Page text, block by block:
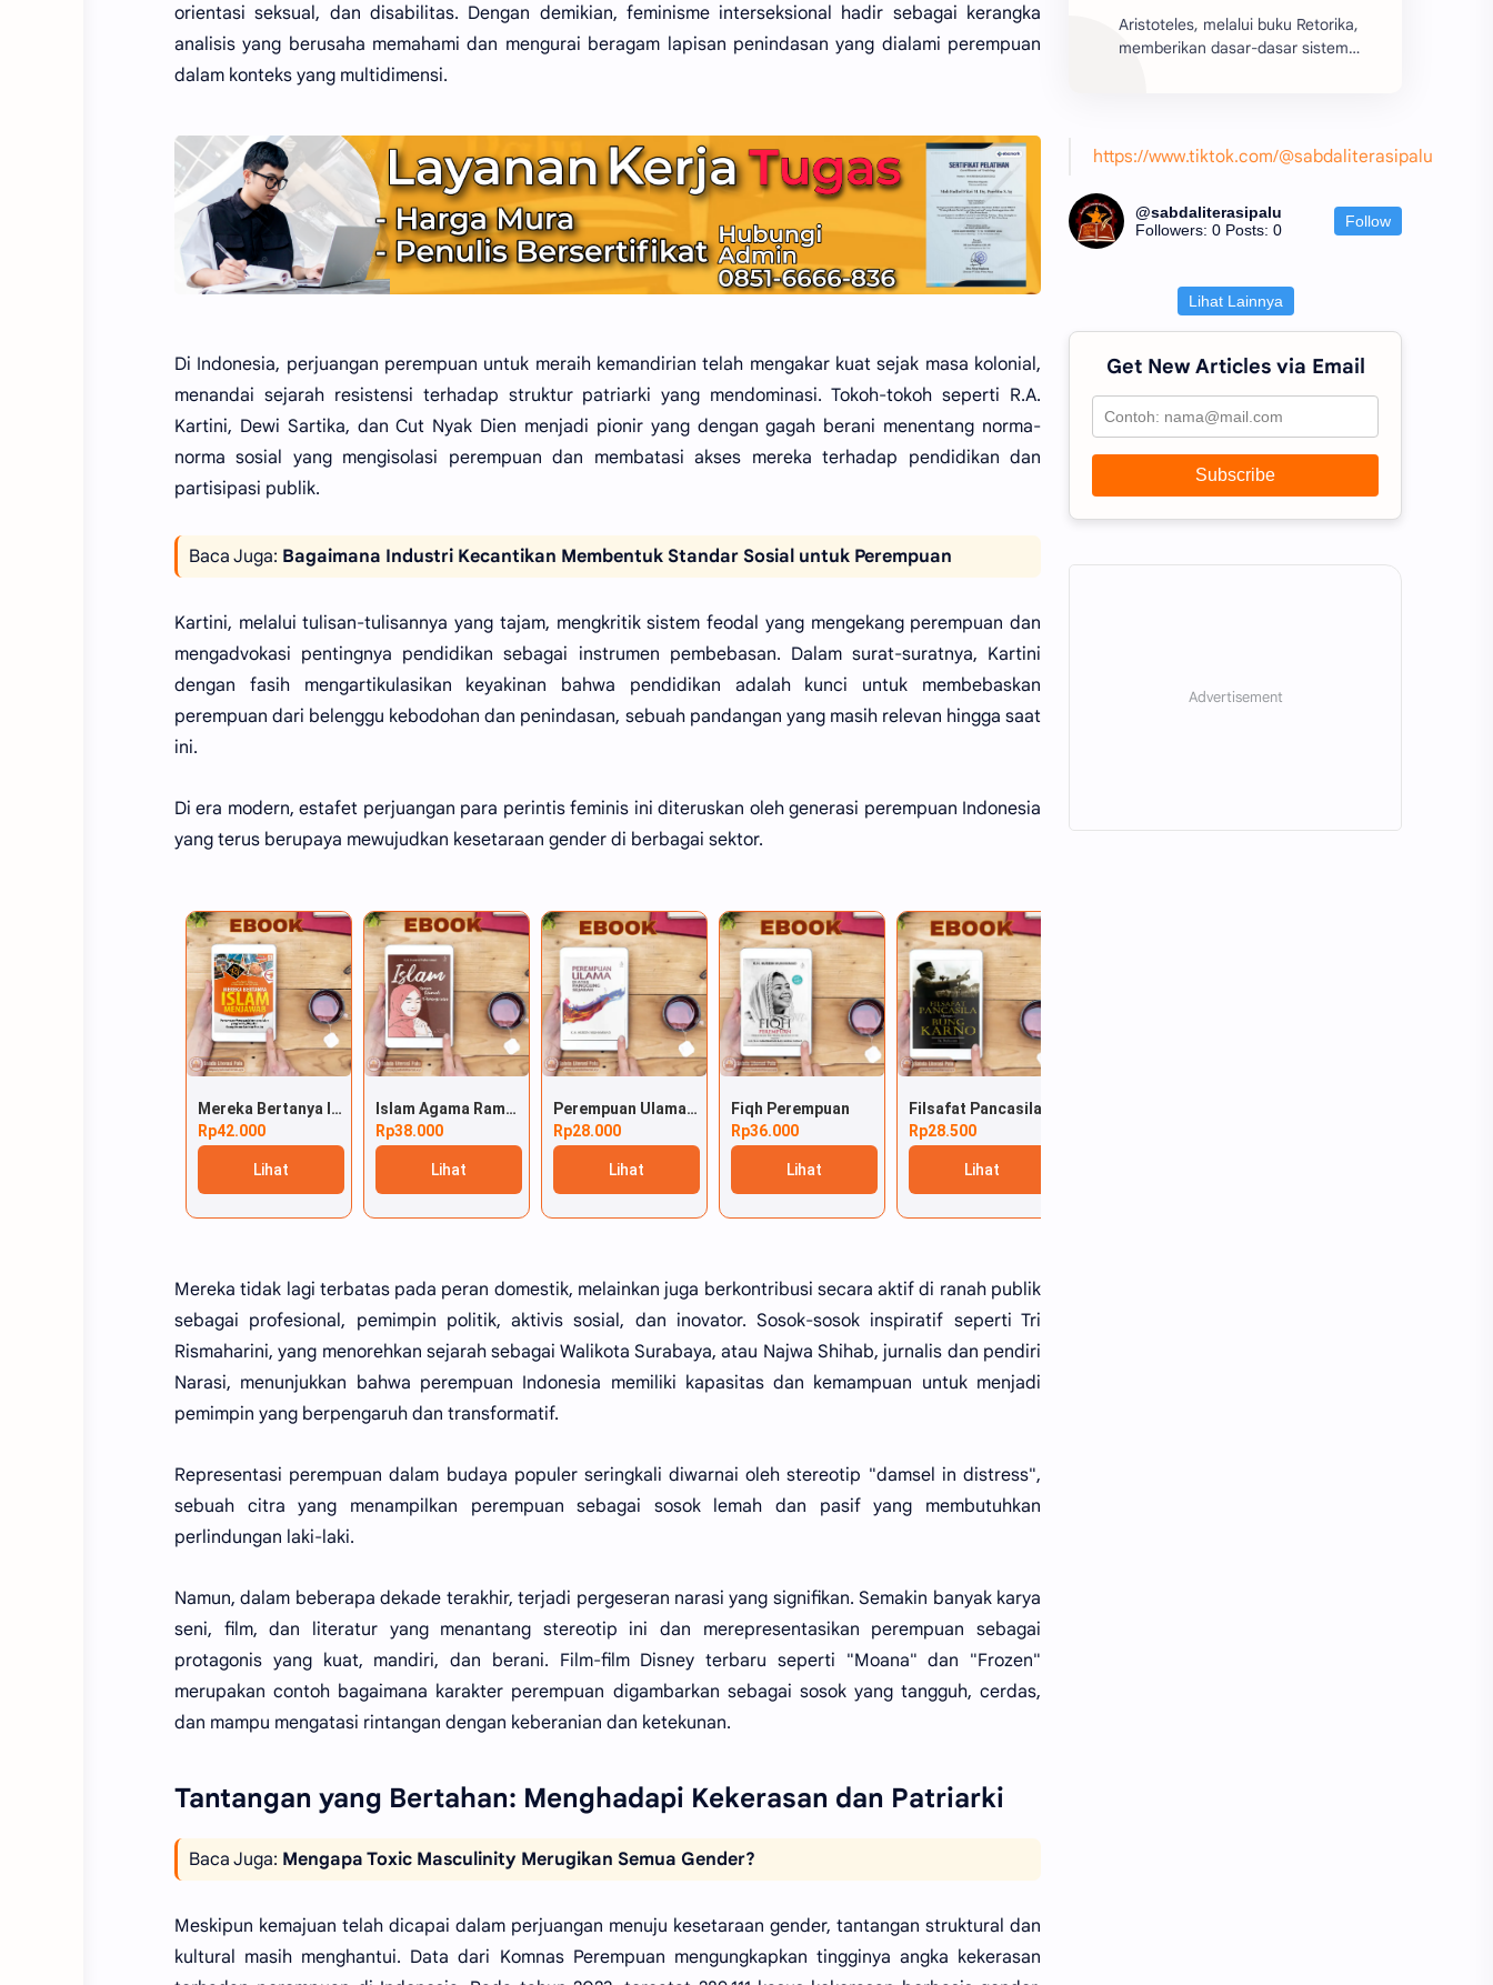
orientasi seksual, dan disabilitas. Dengan demikian, feminisme interseksional hadir sebagai kerangka
analisis yang berusaha memahami dan mengurai beragam lapisan penindasan yang dialami perempuan
dalam konteks yang multidimensi.
Di Indonesia, perjuangan perempuan untuk meraih kemandirian telah mengakar kuat sejak masa kolonial,
menandai sejarah resistensi terhadap struktur patriarki yang mendominasi. Tokoh-tokoh seperti R.A.
Kartini, Dewi Sartika, dan Cut Nyak Dien menjadi pionir yang dengan gagah berani menentang norma-
norma sosial yang mengisolasi perempuan dan membatasi akses mereka terhadap pendidikan dan
partisipasi publik.
Baca Juga: Bagaimana Industri Kecantikan Membentuk Standar Sosial untuk Perempuan
Kartini, melalui tulisan-tulisannya yang tajam, mengkritik sistem feodal yang mengekang perempuan dan
mengadvokasi pentingnya pendidikan sebagai instrumen pembebasan. Dalam surat-suratnya, Kartini
dengan fasih mengartikulasikan keyakinan bahwa pendidikan adalah kunci untuk membebaskan
perempuan dari belenggu kebodohan dan penindasan, sebuah pandangan yang masih relevan hingga saat
ini.
Di era modern, estafet perjuangan para perintis feminis ini diteruskan oleh generasi perempuan Indonesia
yang terus berupaya mewujudkan kesetaraan gender di berbagai sektor.
Mereka Bertanya Islam Menjawab
Rp42.000
Lihat
Islam Agama Ramah Perempuan
Rp38.000
Lihat
Perempuan Ulama di Atas Panggung Sejarah
Rp28.000
Lihat
Fiqh Perempuan
Rp36.000
Lihat
Rp28.500
Lihat
Mereka tidak lagi terbatas pada peran domestik, melainkan juga berkontribusi secara aktif di ranah publik
sebagai profesional, pemimpin politik, aktivis sosial, dan inovator. Sosok-sosok inspiratif seperti Tri
Rismaharini, yang menorehkan sejarah sebagai Walikota Surabaya, atau Najwa Shihab, jurnalis dan pendiri
Narasi, menunjukkan bahwa perempuan Indonesia memiliki kapasitas dan kemampuan untuk menjadi
pemimpin yang berpengaruh dan transformatif.
Representasi perempuan dalam budaya populer seringkali diwarnai oleh stereotip "damsel in distress",
sebuah citra yang menampilkan perempuan sebagai sosok lemah dan pasif yang membutuhkan
perlindungan laki-laki.
Namun, dalam beberapa dekade terakhir, terjadi pergeseran narasi yang signifikan. Semakin banyak karya
seni, film, dan literatur yang menantang stereotip ini dan merepresentasikan perempuan sebagai
protagonis yang kuat, mandiri, dan berani. Film-film Disney terbaru seperti "Moana" dan "Frozen"
merupakan contoh bagaimana karakter perempuan digambarkan sebagai sosok yang tangguh, cerdas,
dan mampu mengatasi rintangan dengan keberanian dan ketekunan.
Tantangan yang Bertahan: Menghadapi Kekerasan dan Patriarki
Baca Juga: Mengapa Toxic Masculinity Merugikan Semua Gender?
Meskipun kemajuan telah dicapai dalam perjuangan menuju kesetaraan gender, tantangan struktural dan
kultural masih menghantui. Data dari Komnas Perempuan mengungkapkan tingginya angka kekerasan
Aristoteles, melalui buku Retorika,
memberikan dasar-dasar sistem
https://www.tiktok.com/@sabdaliterasipalu
@sabdaliterasipalu
Followers: 0 Posts: 0 Follow
Lihat Lainnya
Get New Articles via Email
Subscribe